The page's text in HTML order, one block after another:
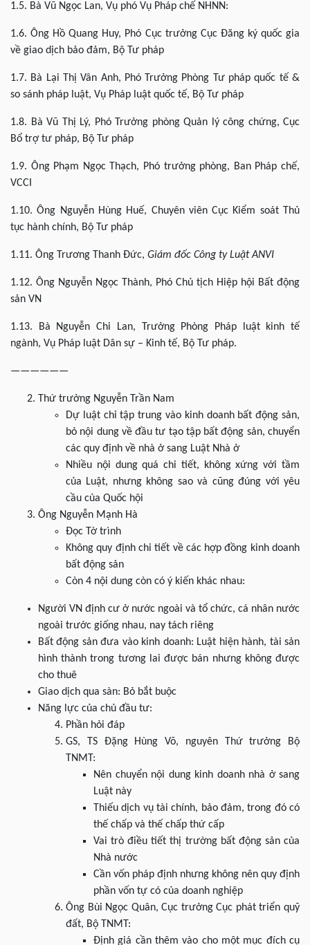
1.5. Bà Vũ Ngọc Lan, Vụ phó Vụ Pháp chế NHNN:
1.6. Ông Hồ Quang Huy, Phó Cục trưởng Cục Đăng ký quốc gia
về giao dịch bảo đảm, Bộ Tư pháp
1.7. Bà Lại Thị Vân Anh, Phó Trưởng Phòng Tư pháp quốc tế &
so sánh pháp luật, Vụ Pháp luật quốc tế, Bộ Tư pháp
1.8. Bà Vũ Thị Lý, Phó Trưởng phòng Quản lý công chứng, Cục
Bổ trợ tư pháp, Bộ Tư pháp
1.9. Ông Phạm Ngọc Thạch, Phó trưởng phòng, Ban Pháp chế,
VCCI
1.10. Ông Nguyễn Hùng Huế, Chuyên viên Cục Kiểm soát Thủ
tục hành chính, Bộ Tư pháp
1.11. Ông Trương Thanh Đức, Giám đốc Công ty Luật ANVI
1.12. Ông Nguyễn Ngọc Thành, Phó Chủ tịch Hiệp hội Bất động
sản VN
1.13. Bà Nguyễn Chi Lan, Trưởng Phòng Pháp luật kinh tế
ngành, Vụ Pháp luật Dân sự – Kinh tế, Bộ Tư pháp.
——————
Thứ trưởng Nguyễn Trần Nam
Dự luật chỉ tập trung vào kinh doanh bất động sản,
bỏ nội dung về đầu tư tạo tập bất động sản, chuyển
các quy định về nhà ở sang Luật Nhà ở
Nhiều nội dung quá chi tiết, không xứng với tầm
của Luật, nhưng không sao và cũng đúng với yêu
cầu của Quốc hội
Ông Nguyễn Mạnh Hà
Đọc Tờ trình
Không quy định chi tiết về các hợp đồng kinh doanh
bất động sản
Còn 4 nội dung còn có ý kiến khác nhau:
Người VN định cư ở nước ngoài và tổ chức, cá nhân nước
ngoài trước giống nhau, nay tách riêng
Bất động sản đưa vào kinh doanh: Luật hiện hành, tài sản
hình thành trong tương lai được bán nhưng không được
cho thuê
Giao dịch qua sàn: Bỏ bắt buộc
Năng lực của chủ đầu tư:
Phần hỏi đáp
GS, TS Đặng Hùng Võ, nguyên Thứ trưởng Bộ
TNMT:
Nên chuyển nội dung kinh doanh nhà ở sang
Luật này
Thiếu dịch vụ tài chính, bảo đảm, trong đó có
thế chấp và thế chấp thứ cấp
Vai trò điều tiết thị trường bất động sản của
Nhà nước
Cần vốn pháp định nhưng không nên quy định
phần vốn tự có của doanh nghiệp
Ông Bùi Ngọc Quân, Cục trưởng Cục phát triển quỹ
đất, Bộ TNMT:
Định giá cần thêm vào cho một mục đích cụ